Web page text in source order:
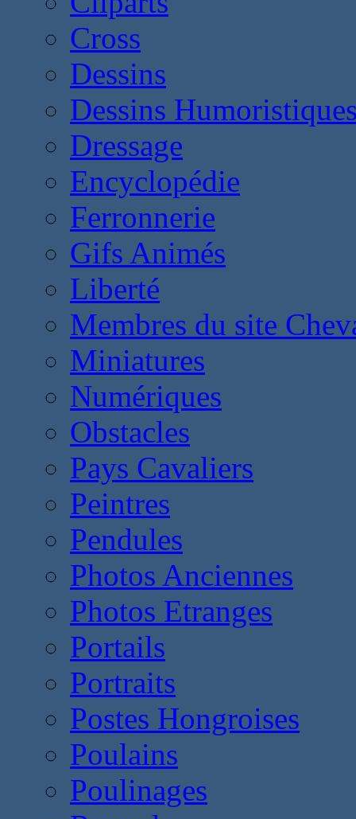
Cross
Dessins
Dessins
Dressage
Encyclopédie
Ferronnerie
Gifs Animés
Liberté
Membres du site
Miniatures
Numériques
Obstacles
Pays Cavaliers
Peintres
Pendules
Photos Anciennes
Photos Etranges
Portails
Portraits
Postes Hongroises
Poulains
Poulinages